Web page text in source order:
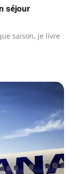
séjour
saison, je livre